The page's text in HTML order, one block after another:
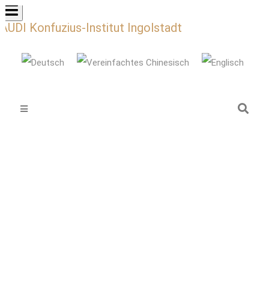
AUDI Konfuzius-Institut Ingolstadt